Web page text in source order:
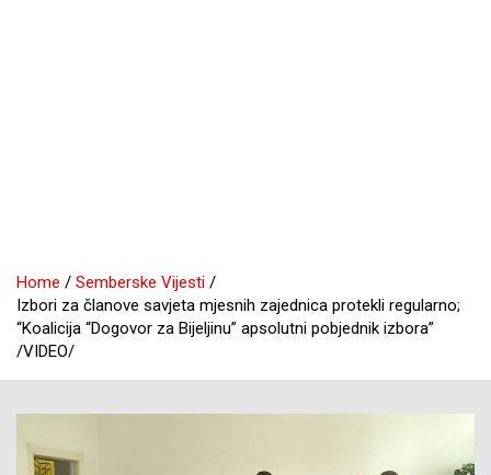
Home
Semberske Vijesti
Izbori za članove savjeta mjesnih zajednica protekli regularno;
“Koalicija “Dogovor za Bijeljinu” apsolutni pobjednik izbora”
/VIDEO/